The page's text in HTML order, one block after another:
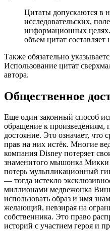
Цитаты допускаются в
исследовательских,
информационных
объем цитат составляет
Также обязательно
Использование цитат
автора.
Общественное
Еще один законный способ
обращение к
достояние. Это означает, что
прав на них истёк. Многие
компания Disney потеряет
знаменитого мышонка
потерь мульпликационный
— тогда истекло
миллионами медвежонка
использовать образ и имя
желающий, невзирая на
собственника. Это право
историй с участием героя и